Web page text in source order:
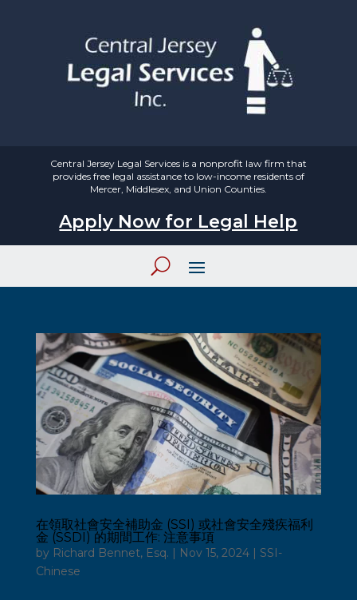
Central Jersey Legal Services is a nonprofit law firm that
provides free legal assistance to low-income residents of
Mercer, Middlesex, and Union Counties.
Apply Now for Legal Help
在領取社會安全補助金 (SSI) 或社會安全殘疾福利
金 (SSDI) 的期間工作: 注意事項
by Richard Bennet, Esq. | Nov 15, 2024| SSI-
Chinese